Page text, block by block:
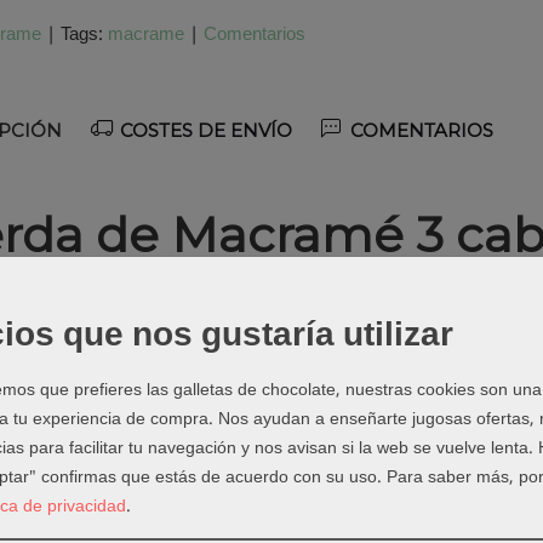
| Tags: macrame | Comentarios
COSTES DE ENVÍO COMENTARIOS
de Macramé 3
95% algodón reciclado GRS – 5% PET reciclado GRS
MACRAMÉ SE GARANTIZAN METROS, EL PESO PUEDE
HACE QUE LOS COLORES OSCUROS PESEN MÁS
gramos/50 metros y 800 gramos/100 metros
para accesorios (joyería macramé, llaveros, bolsos…) y
que nos gustaría utilizar
que prefieres las galletas de chocolate, nuestras cookies son
tu experiencia de compra. Nos ayudan a enseñarte jugosas ofertas,
para facilitar tu navegación y nos avisan si la web se vuelve lenta.
confirmas que estás de acuerdo con su uso. Para saber más,
de privacidad.